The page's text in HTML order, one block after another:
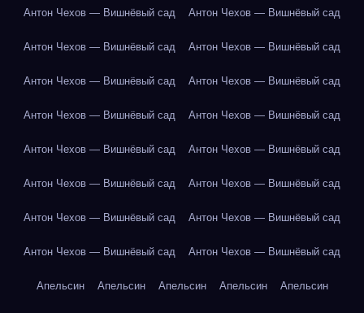
Антон Чехов — Вишнёвый сад Антон Чехов — Вишнёвый сад
Антон Чехов — Вишнёвый сад Антон Чехов — Вишнёвый сад
Антон Чехов — Вишнёвый сад Антон Чехов — Вишнёвый сад
Антон Чехов — Вишнёвый сад Антон Чехов — Вишнёвый сад
Антон Чехов — Вишнёвый сад Антон Чехов — Вишнёвый сад
Антон Чехов — Вишнёвый сад Антон Чехов — Вишнёвый сад
Антон Чехов — Вишнёвый сад Антон Чехов — Вишнёвый сад
Антон Чехов — Вишнёвый сад Антон Чехов — Вишнёвый сад
Апельсин Апельсин Апельсин Апельсин Апельсин